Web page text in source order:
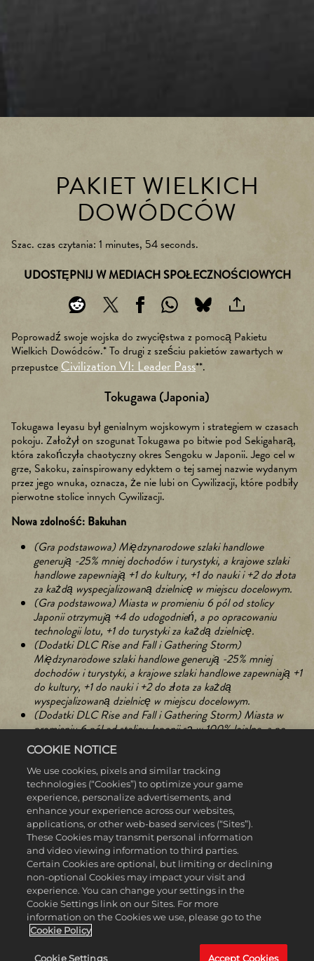
PAKIET WIELKICH
DOWÓDCÓW
Szac. czas czytania 1 minutes, 54 seconds
UDOSTĘPNIJ W MEDIACH SPOŁECZNOŚCIOWYCH
Poprowadź swoje wojska do zwycięstwa z pomocą Pakietu
Wielkich Dowódców.* To drugi z sześciu pakietów zawartych w
przepustce Civilization VI: Leader Pass**.
Tokugawa (Japonia)
Tokugawa Ieyasu był genialnym wojskowym i strategiem w czasach
pokoju. Założył on szogunat Tokugawa po bitwie pod Sekigaharą,
która zakończyła chaotyczny okres Sengoku w Japonii. Jego cel w
grze, Sakoku, zainspirowany edyktem o tej samej nazwie wydanym
przez jego wnuka, oznacza, że nie lubi on Cywilizacji, które podbiły
pierwotne stolice innych Cywilizacji.
Nowa zdolność: Bakuhan
(Gra podstawowa) Międzynarodowe szlaki handlowe
generują -25% mniej dochodów i turystyki, a krajowe szlaki
handlowe zapewniają +1 do kultury, +1 do nauki i +2 do złota
za każdą wyspecjalizowaną dzielnicę w miejscu docelowym.
(Gra podstawowa) Miasta w promieniu 6 pól od stolicy
Japonii otrzymują +4 do udogodnień, a po opracowaniu
technologii lotu, +1 do turystyki za każdą dzielnicę.
(Dodatki DLC Rise and Fall i Gathering Storm)
Międzynarodowe szlaki handlowe generują -25% mniej
dochodów i turystyki, a krajowe szlaki handlowe zapewniają +1
do kultury, +1 do nauki i +2 do złota za każdą
wyspecjalizowaną dzielnicę w miejscu docelowym.
(Dodatki DLC Rise and Fall i Gathering Storm) Miasta w
promieniu 6 pól od stolicy Japonii są w 100% lojalne, a po
opracowaniu technologii lotu generują +1 do turystyki za
każdą dzielnicę.
COOKIE NOTICE
We use cookies, pixels and similar tracking
technologies (“Cookies”) to optimize your game
experience, personalize advertisements, and
enhance your experience across our websites,
applications, or other web-based services (“Sites”).
These Cookies may transmit personal information
and video viewing information to third parties.
Certain Cookies are optional, but limiting or declining
non-optional Cookies may impact your visit and
experience. You can change your settings in the
Cookie Settings link on our Sites. For more
information on the Cookies we use, please go to the
Cookie Policy
Cookie Settings Accept Cookies